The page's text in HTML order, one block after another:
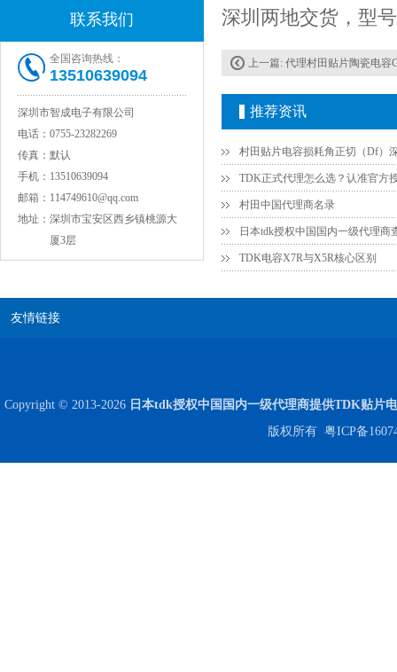
联系我们
全国咨询热线：
13510639094
深圳市智成电子有限公司
电话： 0755-23282269
传真： 默认
手机： 13510639094
邮箱： 114749610@qq.com
地址： 深圳市宝安区西乡镇桃源大
厦3层
深圳两地交货，型
上一篇: 代理村田贴片陶瓷电容
推荐资讯
村田中国代理商名录
日本tdk授权中国国内一级代理商
TDK电容X7R与X5R核心区别
友情链接
Copyright © 2013-2026 日本tdk授权中国国内一级代理商提供TDK贴片
版权所有 粤ICP备